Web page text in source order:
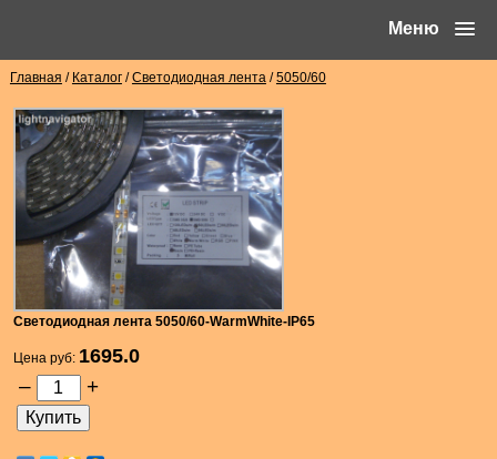
Меню
Главная / Каталог/Светодиодная лента/5050/60
Светодиодная лента 5050/60-WarmWhite-IP65
Цена руб: 1695.0
– +